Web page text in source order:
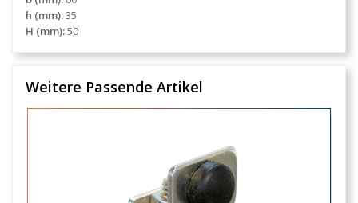
h (mm):35
H (mm):50
Weitere Passende Artikel